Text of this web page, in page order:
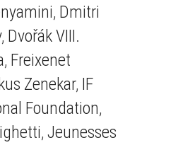
, Dmitri
, Dvořák VIII.
, Freixenet
Zenekar, IF
Foundation,
, Jeunesses